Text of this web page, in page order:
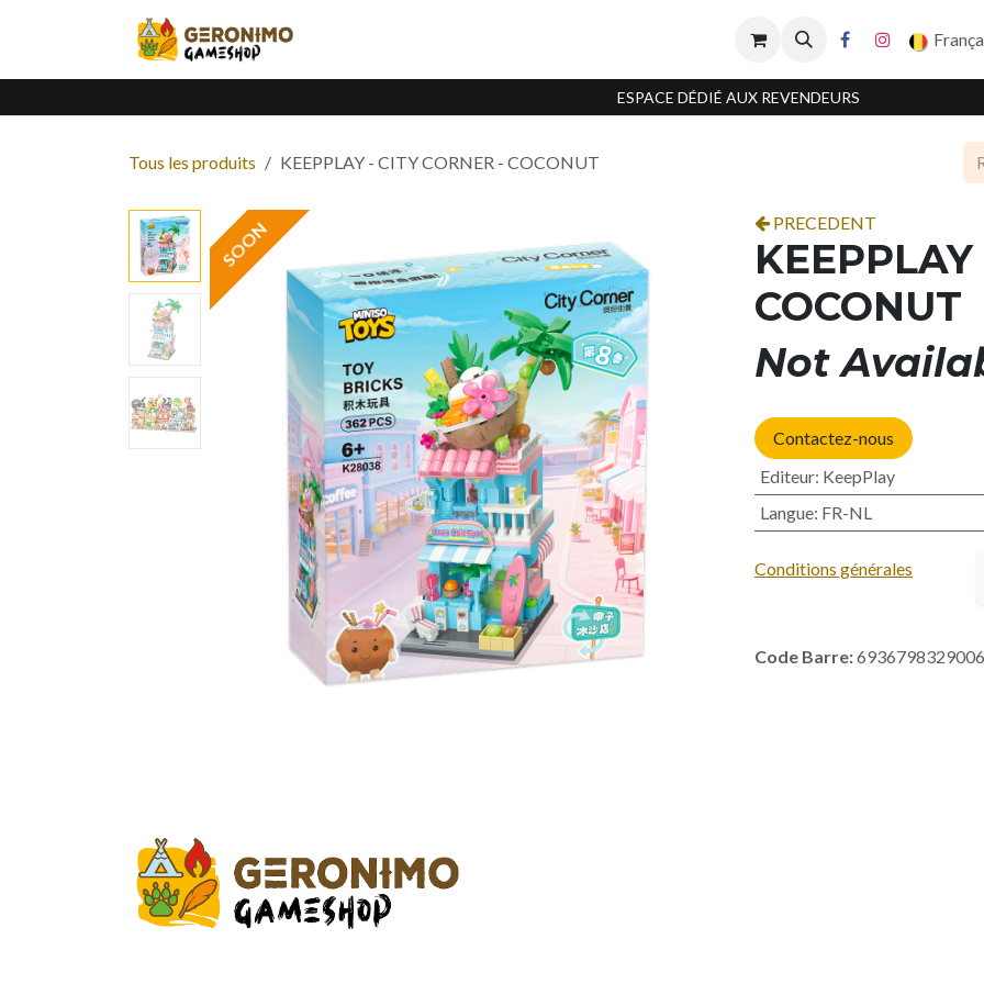
ESPACE DÉDIÉ AUX REVENDEURS
Tous les produits KEEPPLAY - CITY CORNER - COCONUT
SOON PRECEDENT
COCONUT
Not
Contactez-nous
Editeur: KeepPlay
Langue: FR-NL
Conditions générales
Code Barre:6936798329006